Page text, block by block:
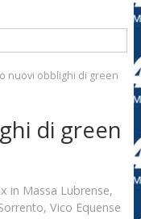
nuovi obblighi di green
di green
in Massa Lubrense,
, Vico Equense